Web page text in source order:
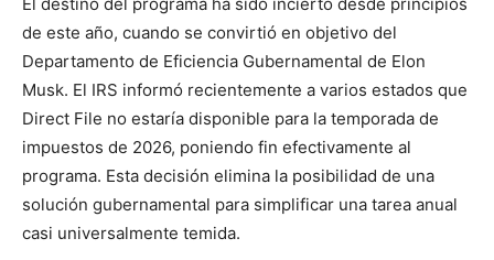
de este año, cuando se convirtió en objetivo del
Departamento de Eficiencia Gubernamental de Elon
Musk. El IRS informó recientemente a varios estados que
Direct File no estaría disponible para la temporada de
impuestos de 2026, poniendo fin efectivamente al
programa. Esta decisión elimina la posibilidad de una
solución gubernamental para simplificar una tarea anual
casi universalmente temida.